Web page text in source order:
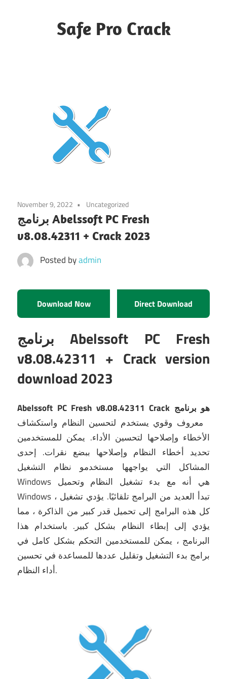
Safe Pro Crack
November 9, 2022 Uncategorized
برنامج Abelssoft PC Fresh
v8.08.42311 + Crack 2023
Posted byadmin
Download Now Direct Download
برنامج Abelssoft PC Fresh
v8.08.42311 + Crack version
download 2023
Abelssoft PC Fresh v8.08.42311 Crack هو برنامج
معروف وقوي يستخدم لتحسين النظام واستكشاف
الأخطاء وإصلاحها لتحسين الأداء. يمكن للمستخدمين
تحديد أخطاء النظام وإصلاحها ببضع نقرات. إحدى
المشاكل التي يواجهها مستخدمو نظام التشغيل
Windows هي أنه مع بدء تشغيل النظام وتحميل
Windows ، تبدأ العديد من البرامج تلقائيًا.يؤدي تشغيل
كل هذه البرامج إلى تحميل قدر كبير من الذاكرة ، مما
يؤدي إلى إبطاء النظام بشكل كبير. باستخدام هذا
البرنامج ، يمكن للمستخدمين التحكم بشكل كامل في
برامج بدء التشغيل وتقليل عددها للمساعدة في تحسين
أداء النظام.